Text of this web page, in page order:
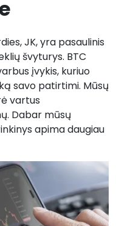
JK, yra pasaulinis
švyturys. BTC
įvykis, kuriuo
savo patirtimi. Mūsų
vartus
Dabar mūsų
apima daugiau